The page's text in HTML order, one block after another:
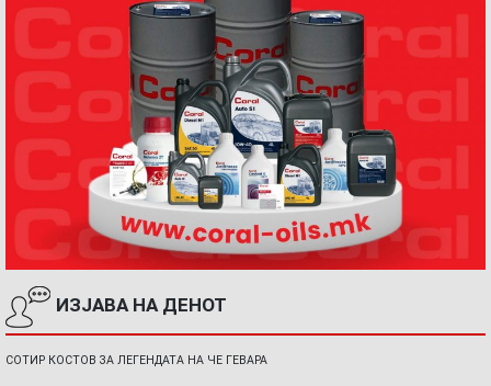
ИЗЈАВА НА ДЕНОТ
СОТИР КОСТОВ ЗА ЛЕГЕНДАТА НА ЧЕ ГЕВАРА